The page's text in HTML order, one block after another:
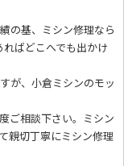
の基、ミシン修理なら
ばどこへでも出かけ
が、小倉ミシンのモッ
ご相談下さい。ミシン
親切丁寧にミシン修理